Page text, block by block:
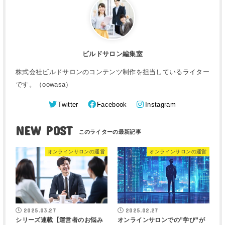
ビルドサロン編集室
株式会社ビルドサロンのコンテンツ制作を担当しているライター
です。（oowasa）
Twitter Facebook Instagram
NEW POST
オンラインサロンの運営
2025.03.27
シリーズ連載【運営者のお悩み
オンラインサロンの運営
2025.02.27
オンラインサロンでの”学び”が